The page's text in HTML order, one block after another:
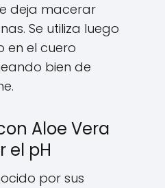
deja macerar
Se utiliza luego
en el cuero
bien de
Aloe Vera
el pH
por sus